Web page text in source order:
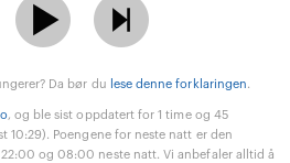
Da bør du lese denne forklaringen.
, og ble sist oppdatert for 1 time og 45
10:29). Poengene for neste natt er den
og 08:00 neste natt. Vi anbefaler alltid å